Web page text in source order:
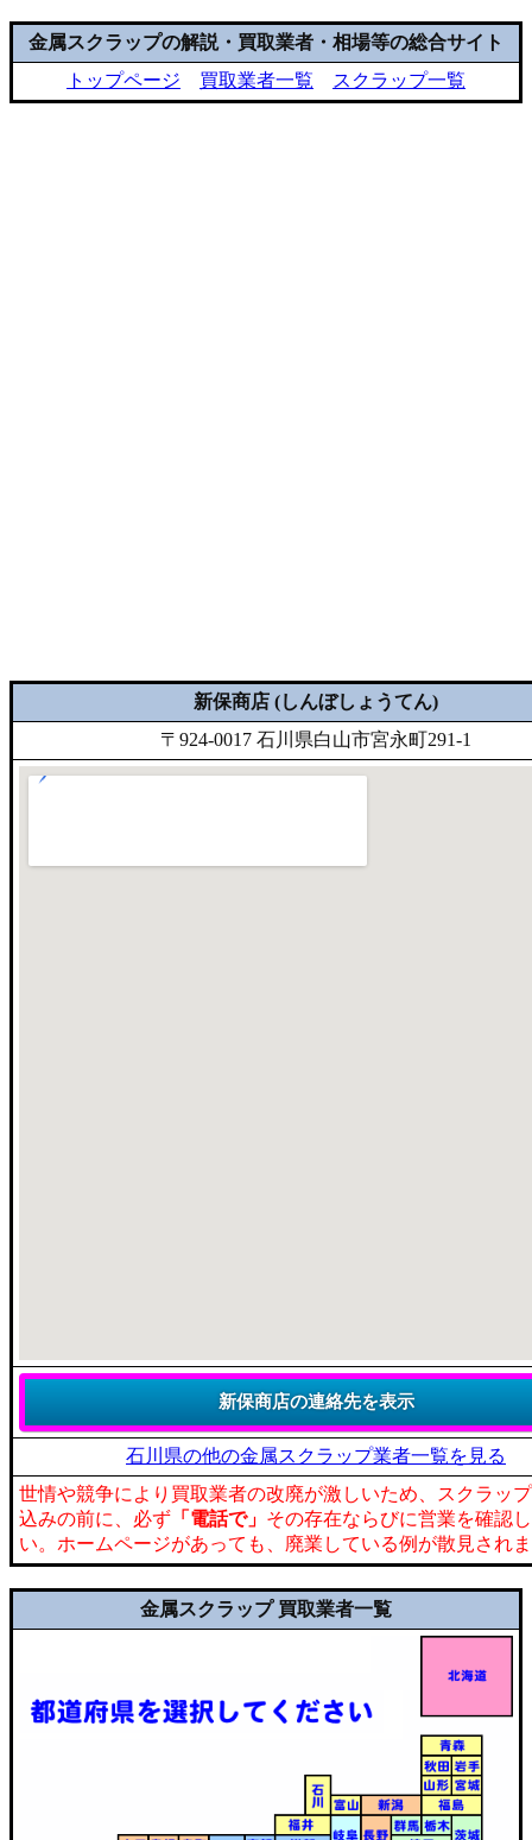
金属スクラップの解説・買取業者・相場等の総合サイト
トップページ
買取業者一覧 スクラップ一覧
新保商店 (しんぼしょうてん)
〒924-0017 石川県白山市宮永町291-1
石川県の他の金属スクラップ業者一覧を見る
世情や競争により買取業者の改廃が激しいため、スクラッ
込みの前に、必ず 「電話で」 その存在ならびに営業を確認
い。ホームページがあっても、廃業している例が散見され
金属スクラップ 買取業者一覧